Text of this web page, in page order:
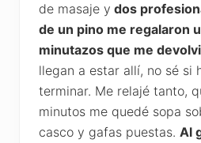
de masaje y dos
de un pino me regalaron
minutazos que me
llegan a estar allí, no sé si
terminar. Me relajé tanto,
minutos me quedé sopa
casco y gafas puestas. Al